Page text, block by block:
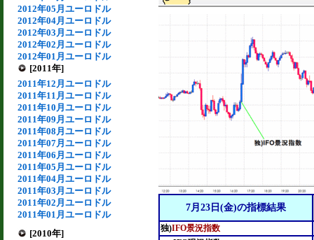
2012年05月ユーロドル
2012年04月ユーロドル
2012年03月ユーロドル
2012年02月ユーロドル
2012年01月ユーロドル
[2011年]
2011年12月ユーロドル
2011年11月ユーロドル
2011年10月ユーロドル
2011年09月ユーロドル
2011年08月ユーロドル
2011年07月ユーロドル
2011年06月ユーロドル
2011年05月ユーロドル
2011年04月ユーロドル
2011年03月ユーロドル
2011年02月ユーロドル
2011年01月ユーロドル
[2010年]
7月23日(金)の指標結果
独)IFO景況指数